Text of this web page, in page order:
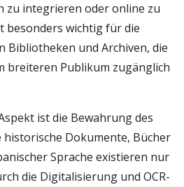
zu integrieren oder online zu
besonders wichtig für die
Bibliotheken und Archiven, die
breiteren Publikum zugänglich
ist die Bewahrung des
historische Dokumente, Bücher
Sprache existieren nur
die Digitalisierung und OCR-